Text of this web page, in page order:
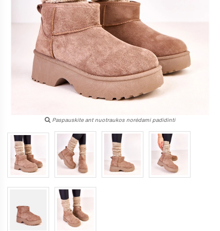
Paspauskite ant nuotraukos norėdami padidinti